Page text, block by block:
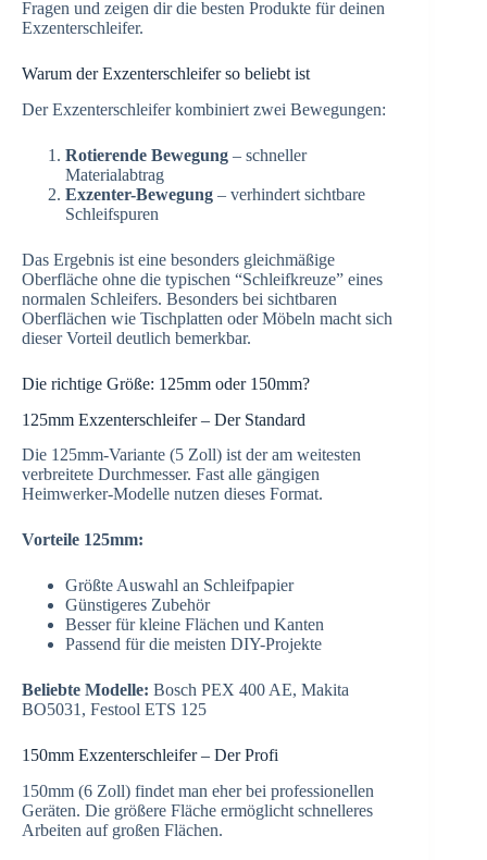
Fragen und zeigen dir die besten Produkte für deinen
Exzenterschleifer.
Warum der Exzenterschleifer so beliebt ist
Der Exzenterschleifer kombiniert zwei Bewegungen:
Rotierende Bewegung – schneller
Materialabtrag
Exzenter-Bewegung – verhindert sichtbare
Schleifspuren
Das Ergebnis ist eine besonders gleichmäßige
Oberfläche ohne die typischen “Schleifkreuze” eines
normalen Schleifers. Besonders bei sichtbaren
Oberflächen wie Tischplatten oder Möbeln macht sich
dieser Vorteil deutlich bemerkbar.
Die richtige Größe: 125mm oder 150mm?
125mm Exzenterschleifer – Der Standard
Die 125mm-Variante (5 Zoll) ist der am weitesten
verbreitete Durchmesser. Fast alle gängigen
Heimwerker-Modelle nutzen dieses Format.
Vorteile 125mm:
Größte Auswahl an Schleifpapier
Günstigeres Zubehör
Besser für kleine Flächen und Kanten
Passend für die meisten DIY-Projekte
Beliebte Modelle: Bosch PEX 400 AE, Makita
BO5031, Festool ETS 125
150mm Exzenterschleifer – Der Profi
150mm (6 Zoll) findet man eher bei professionellen
Geräten. Die größere Fläche ermöglicht schnelleres
Arbeiten auf großen Flächen.